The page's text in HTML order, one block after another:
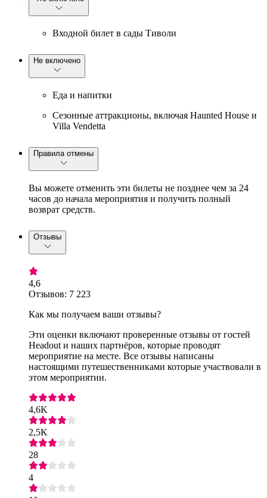
Входной билет в сады Тиволи
Не включено
Еда и напитки
Сезонные аттракционы, включая Haunted House и
Villa Vendetta
Правила отмены
Вы можете отменить эти билеты не позднее чем за 24
часов до начала мероприятия и получить полный
возврат средств.
Отзывы
4,6
Отзывов: 7 223
Как мы получаем ваши отзывы?
Эти оценки включают проверенные отзывы от гостей
Headout и наших партнёров, которые проводят
мероприятие на месте. Все отзывы написаны
настоящими путешественниками которые участвовали в
этом мероприятии.
4,6K
2,5K
28
4